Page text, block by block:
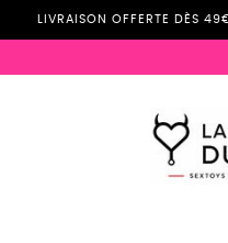
LIVRAISON OFFERTE DÈS